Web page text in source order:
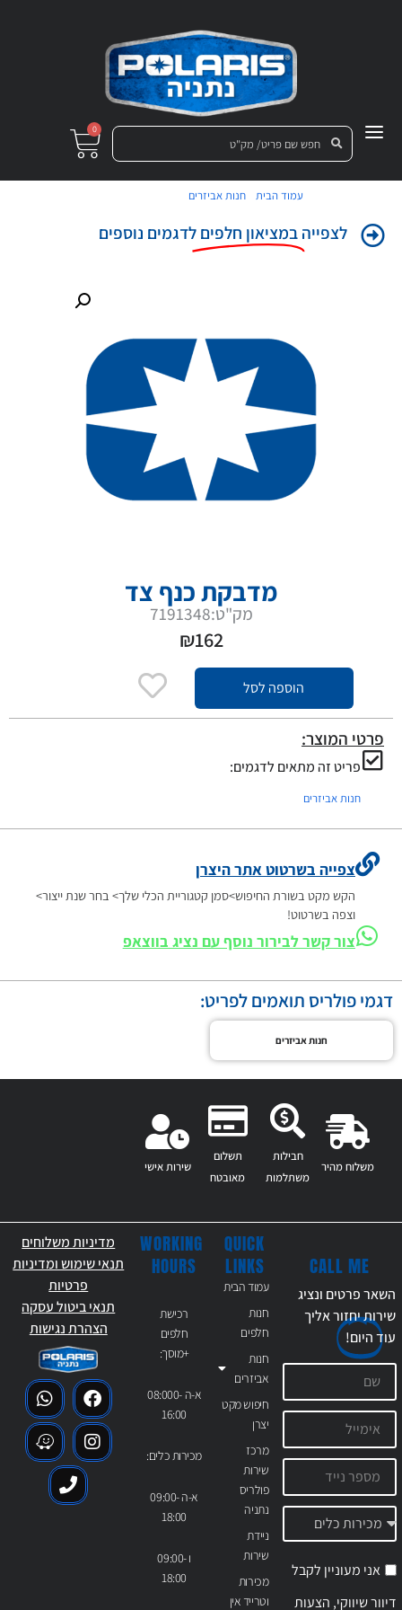
0
עמוד הבית חנות אביזרים
לצפייהבמציאון חלפים לדגמים נוספים
מדבקת כנף צד
מק"ט:7191348
₪162
הוספה לסל
פרטי המוצר:
פריט זה מתאים לדגמים:
חנות אביזרים
צפייה בשרטוט אתר היצרן
הקש מקט בשורת החיפוש>סמן קטגוריית הכלי שלך> בחר שנת ייצור>
וצפה בשרטוט!
צור קשר לבירור נוסף עם נציג בווצאפ
דגמי פולריס תואמים לפריט:
חנות אביזרים
משלוח מהיר
חבילות
משתלמות
תשלום
מאובטח
שירות אישי
QUICK
LINKS
עמוד הבית
חנות
חלפים
חנות
אביזרים
חיפוש מקט
יצרן
מרכז
שירות
פולריס
נתניה
ניידת
שירות
מכירות
וטרייד אין
WORKING
HOURS
רכישת
חלפים
+מוסך:
א-ה 08:000-
16:00
מכירות כלים:
א-ה 09:00-
18:00
ו 09:00-
18:00
CALL ME
השאר פרטים ונציג
שירות יחזור אליך
עודהיום!
אני מעוניין לקבל
דיוור שיווקי, הצעות
מדיניות משלוחים
תנאי שימוש ומדיניות
פרטיות
תנאי ביטול עסקה
הצהרת נגישות